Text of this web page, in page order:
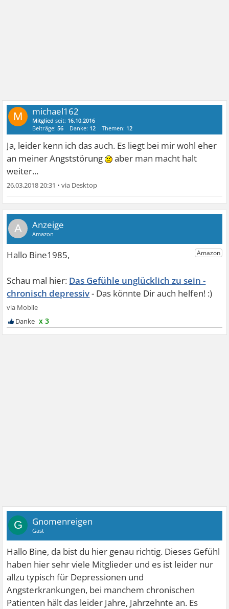
M michael162
Mitglied seit: 16.10.2016
Beiträge:56 Danke: 12 Themen: 12
Ja, leider kenn ich das auch. Es liegt bei mir wohl eher
an meiner Angststörung
aber man macht halt
weiter...
26.03.2018 20:31 •
A
Das Gefühle unglücklich zu sein -
chronisch depressiv
x 3
G Gnomenreigen
Gast
Hallo Bine, da bist du hier genau richtig. Dieses Gefühl
haben hier sehr viele Mitglieder und es ist leider nur
allzu typisch für Depressionen und
Angsterkrankungen, bei manchem chronischen
Patienten hält das leider Jahre, Jahrzehnte an. Es